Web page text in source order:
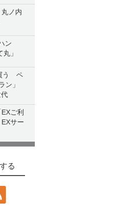
ノ内
ン
」
う ペ
ン」
ご利
サー
る